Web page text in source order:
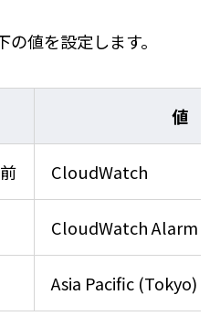
値を設定します。
値
CloudWatch
CloudWatch Alarm
Asia Pacific (Tokyo)